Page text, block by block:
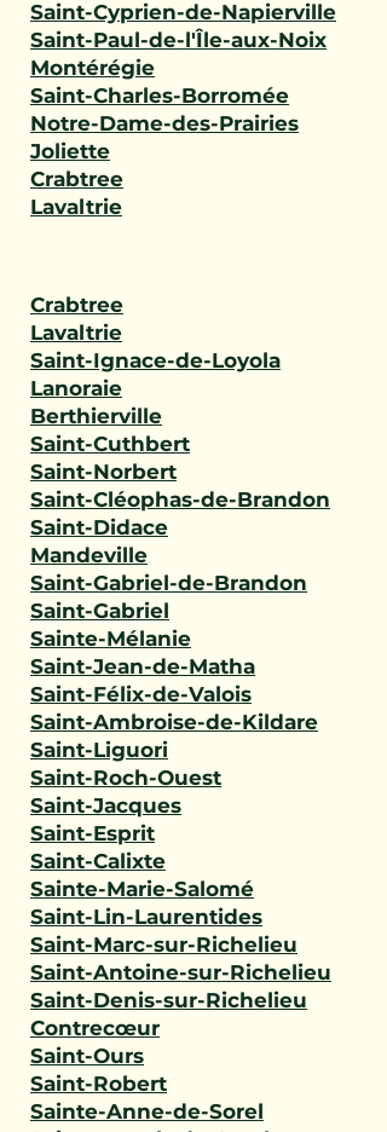
Saint-Cyprien-de-Napierville
Saint-Paul-de-l'Île-aux-Noix
Montérégie
Saint-Charles-Borromée
Notre-Dame-des-Prairies
Joliette
Crabtree
Lavaltrie
Crabtree
Lavaltrie
Saint-Ignace-de-Loyola
Lanoraie
Berthierville
Saint-Cuthbert
Saint-Norbert
Saint-Cléophas-de-Brandon
Saint-Didace
Mandeville
Saint-Gabriel-de-Brandon
Saint-Gabriel
Sainte-Mélanie
Saint-Jean-de-Matha
Saint-Félix-de-Valois
Saint-Ambroise-de-Kildare
Saint-Liguori
Saint-Roch-Ouest
Saint-Jacques
Saint-Esprit
Saint-Calixte
Sainte-Marie-Salomé
Saint-Lin-Laurentides
Saint-Marc-sur-Richelieu
Saint-Antoine-sur-Richelieu
Saint-Denis-sur-Richelieu
Contrecœur
Saint-Ours
Saint-Robert
Sainte-Anne-de-Sorel